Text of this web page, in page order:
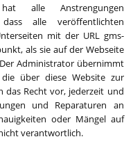
alle Anstrengungen
alle veröffentlichten
mit der URL gms-
als sie auf der Webseite
Administrator übernimmt
über diese Website zur
das Recht vor, jederzeit und
und Reparaturen an
oder Mängel auf
verantwortlich.